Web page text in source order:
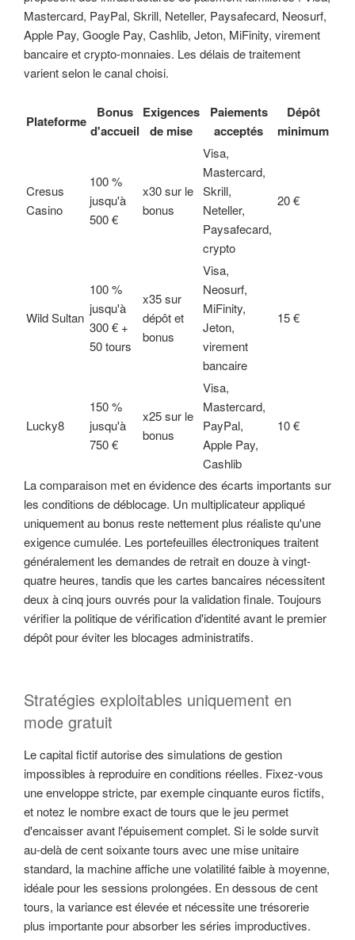
Mastercard, PayPal, Skrill, Neteller, Paysafecard, Neosurf,
Apple Pay, Google Pay, Cashlib, Jeton, MiFinity, virement
bancaire et crypto-monnaies. Les délais de traitement
varient selon le canal choisi.
Plateforme
Bonus
d'accueil
Exigences
de mise
Paiements
acceptés
Dépôt
minimum
Cresus
Casino
100 %
jusqu'à
500 €
x30 sur le
bonus
Visa,
Mastercard,
Skrill,
Neteller,
Paysafecard,
crypto
20 €
Wild Sultan
100 %
jusqu'à
300 € +
50 tours
x35 sur
dépôt et
bonus
Visa,
Neosurf,
MiFinity,
Jeton,
virement
bancaire
15 €
Lucky8
150 %
jusqu'à
750 €
x25 sur le
bonus
Visa,
Mastercard,
PayPal,
Apple Pay,
Cashlib
10 €
La comparaison met en évidence des écarts importants sur
les conditions de déblocage. Un multiplicateur appliqué
uniquement au bonus reste nettement plus réaliste qu'une
exigence cumulée. Les portefeuilles électroniques traitent
généralement les demandes de retrait en douze à vingt-
quatre heures, tandis que les cartes bancaires nécessitent
deux à cinq jours ouvrés pour la validation finale. Toujours
vérifier la politique de vérification d'identité avant le premier
dépôt pour éviter les blocages administratifs.
Stratégies exploitables uniquement en
mode gratuit
Le capital fictif autorise des simulations de gestion
impossibles à reproduire en conditions réelles. Fixez-vous
une enveloppe stricte, par exemple cinquante euros fictifs,
et notez le nombre exact de tours que le jeu permet
d'encaisser avant l'épuisement complet. Si le solde survit
au-delà de cent soixante tours avec une mise unitaire
standard, la machine affiche une volatilité faible à moyenne,
idéale pour les sessions prolongées. En dessous de cent
tours, la variance est élevée et nécessite une trésorerie
plus importante pour absorber les séries improductives.